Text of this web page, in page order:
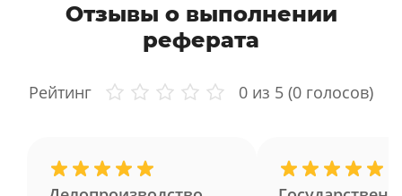
Отзывы о выполнении
реферата
Рейтинг 0 из 5 (0 голосов)